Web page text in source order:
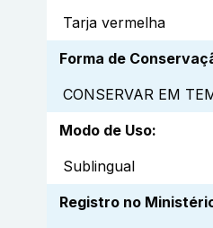
Tarja vermelha
Forma de
CONSERVAR EM
Modo de Uso:
Sublingual
Registro no